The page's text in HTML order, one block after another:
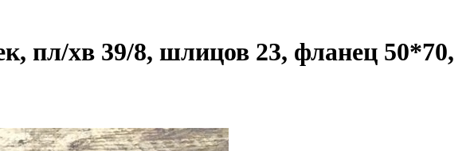
пл/хв 39/8, шлицов 23, фланец 50*70,